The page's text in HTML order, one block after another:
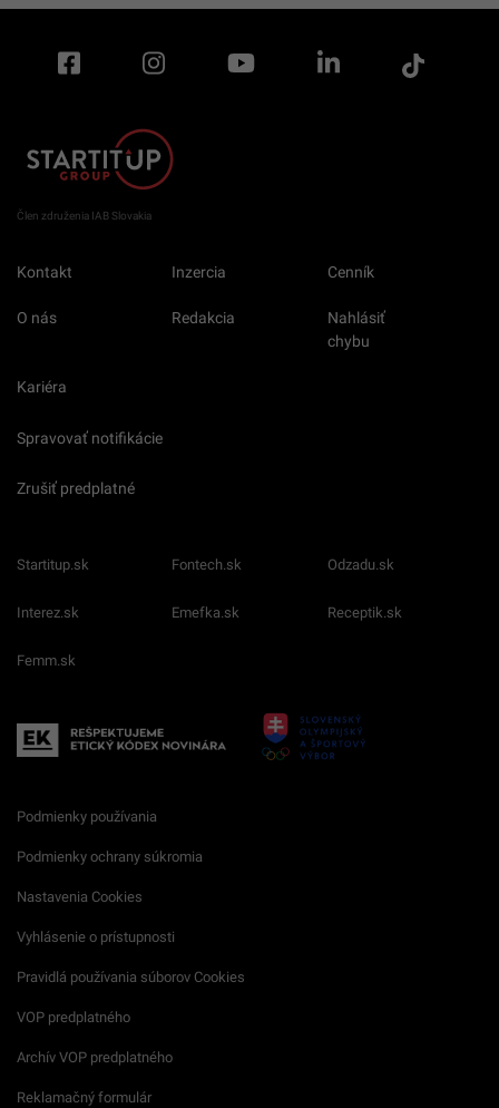
Člen združenia IAB Slovakia
Kontakt Inzercia Cenník
O nás Redakcia
Nahlásiť
chybu
Kariéra
Spravovať notifikácie
Zrušiť predplatné
Startitup.sk Fontech.sk Odzadu.sk
Interez.sk Emefka.sk Receptik.sk
Femm.sk
Podmienky používania
Podmienky ochrany súkromia
Nastavenia Cookies
Vyhlásenie o prístupnosti
Pravidlá používania súborov Cookies
VOP predplatného
Archív VOP predplatného
Reklamačný formulár